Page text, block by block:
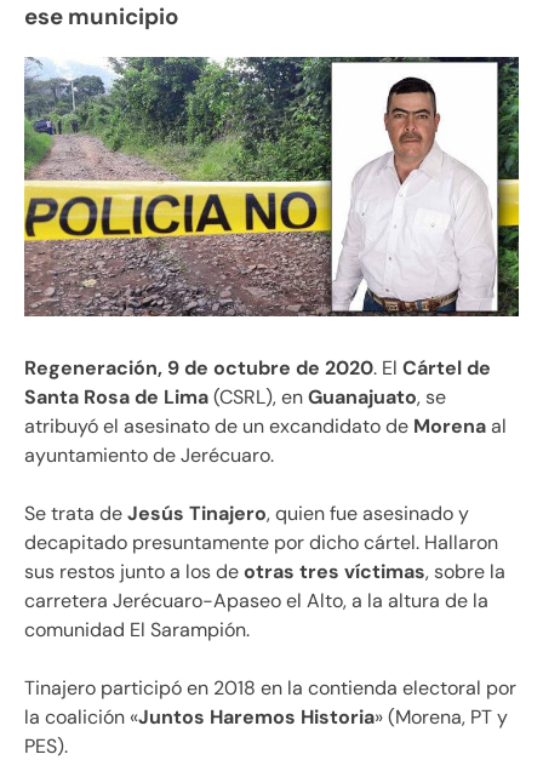
ese municipio
Regeneración, 9 de octubre de 2020. El Cártel de
Santa Rosa de Lima(CSRL), enGuanajuato, se
atribuyó el asesinato de un excandidato de Morenaal
ayuntamiento de Jerécuaro.
Se trata deJesús Tinajero, quien fue asesinado y
decapitado presuntamente por dicho cártel. Hallaron
sus restos junto a los deotras tres víctimas, sobre la
carretera Jerécuaro-Apaseo el Alto, a la altura de la
comunidad El Sarampión.
Tinajero participó en 2018 en la contienda electoral por
la coalición «Juntos Haremos Historia» (Morena, PT y
PES).